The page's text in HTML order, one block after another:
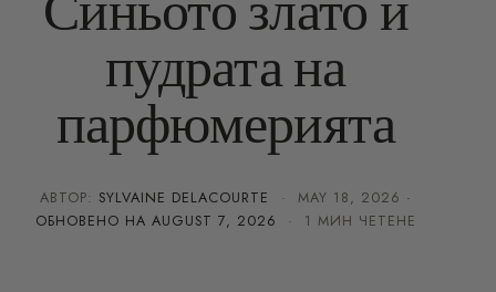
пудрата на
парфюмерията
АВТОР: SYLVAINE DELACOURTE · MAY 18, 2026 ·
ОБНОВЕНО НА AUGUST 7, 2026 · 1 МИН ЧЕТЕНЕ